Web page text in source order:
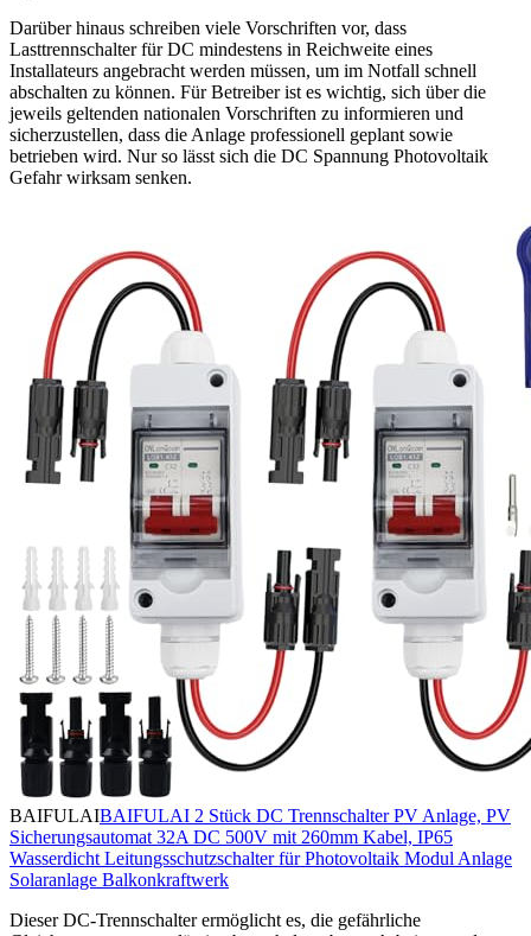
Darüber hinaus schreiben viele Vorschriften vor, dass
Lasttrennschalter für DC mindestens in Reichweite eines
Installateurs angebracht werden müssen, um im Notfall schnell
abschalten zu können. Für Betreiber ist es wichtig, sich über die
jeweils geltenden nationalen Vorschriften zu informieren und
sicherzustellen, dass die Anlage professionell geplant sowie
betrieben wird. Nur so lässt sich die DC Spannung Photovoltaik
Gefahr wirksam senken.
BAIFULAIBAIFULAI 2 Stück DC Trennschalter PV Anlage, PV
Sicherungsautomat 32A DC 500V mit 260mm Kabel, IP65
Wasserdicht Leitungsschutzschalter für Photovoltaik Modul Anlage
Solaranlage Balkonkraftwerk
Dieser DC-Trennschalter ermöglicht es, die gefährliche